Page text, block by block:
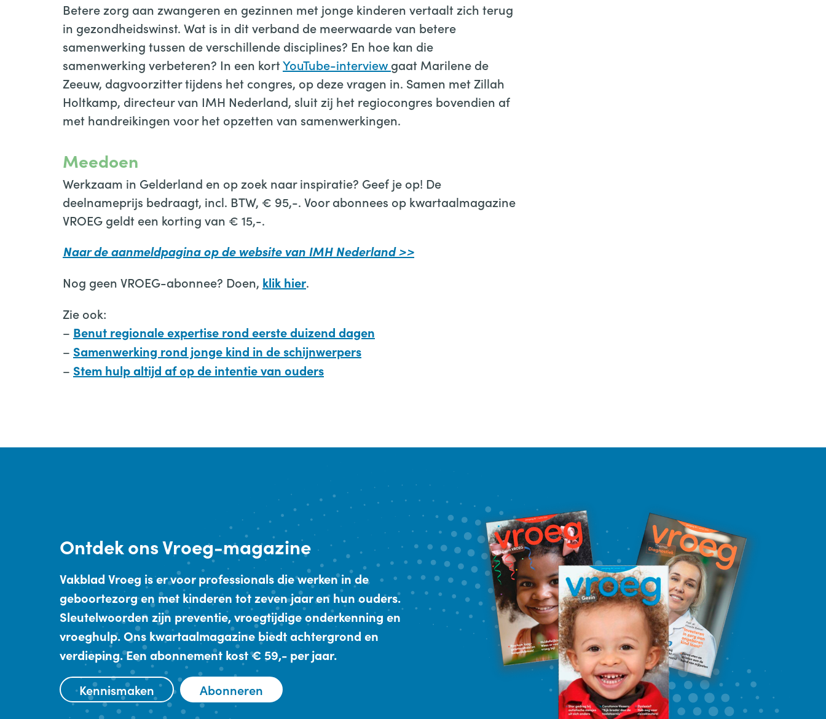
Betere zorg aan zwangeren en gezinnen met jonge kinderen vertaalt zich terug
in gezondheidswinst. Wat is in dit verband de meerwaarde van betere
samenwerking tussen de verschillende disciplines? En hoe kan die
samenwerking verbeteren? In een kortYouTube-interview gaat Marilene de
Zeeuw, dagvoorzitter tijdens het congres, op deze vragen in. Samen met Zillah
Holtkamp, directeur van IMH Nederland, sluit zij het regiocongres bovendien af
met handreikingen voor het opzetten van samenwerkingen.
Meedoen
Werkzaam in Gelderland en op zoek naar inspiratie? Geef je op! De
deelnameprijs bedraagt, incl. BTW, € 95,-. Voor abonnees op kwartaalmagazine
VROEG geldt een korting van € 15,-.
Naar de aanmeldpagina op de website van IMH Nederland >>
Nog geen VROEG-abonnee? Doen, klik hier.
Zie ook:
– Benut regionale expertise rond eerste duizend dagen
– Samenwerking rond jonge kind in de schijnwerpers
– Stem hulp altijd af op de intentie van ouders
Ontdekons Vroeg-magazine
Vakblad Vroeg is er voor professionals die werken in de
geboortezorg en met kinderen tot zeven jaar en hun ouders.
Sleutelwoorden zijn preventie, vroegtijdige onderkenning en
vroeghulp. Ons kwartaalmagazine biedt achtergrond en
verdieping. Een abonnement kost € 59,- per jaar.
Kennismaken Abonneren